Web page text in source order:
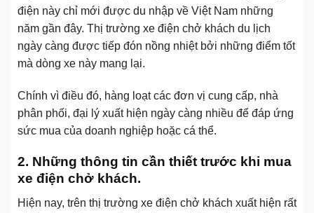
điện này chỉ mới được du nhập về Việt Nam những
năm gần đây. Thị trường xe điện chở khách du lịch
ngày càng được tiếp đón nồng nhiệt bởi những điểm tốt
mà dòng xe này mang lại.
Chính vì điều đó, hàng loạt các đơn vị cung cấp, nhà
phân phối, đại lý xuất hiện ngày càng nhiều để đáp ứng
sức mua của doanh nghiệp hoặc cá thể.
2. Những thông tin cần thiết trước khi mua
xe điện chở khách.
Hiện nay, trên thị trường xe điện chở khách xuất hiện rất